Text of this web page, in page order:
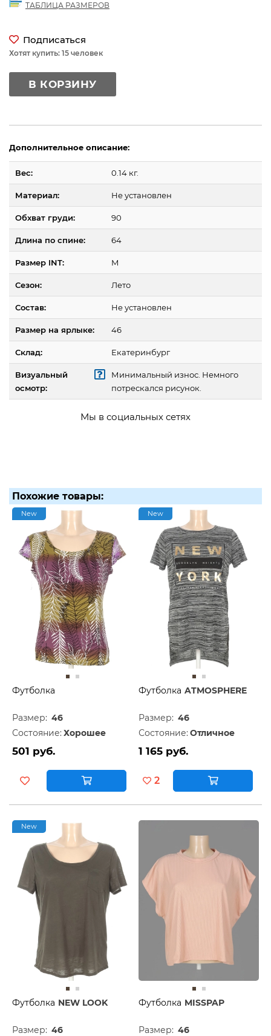
ТАБЛИЦА РАЗМЕРОВ
Подписаться
Хотят купить: 15 человек
В КОРЗИНУ
Дополнительное описание:
Вес: 0.14 кг.
Материал: Не установлен
Обхват груди: 90
Длина по спине: 64
Размер INT: M
Сезон: Лето
Состав: Не установлен
Размер на ярлыке: 46
Склад: Екатеринбург
Визуальный
осмотр:
Минимальный износ. Немного
потрескался рисунок.
Мы в социальных сетях
Похожие товары:
New
Футболка
Размер: 46
Состояние: Хорошее
501 руб.
New
Футболка ATMOSPHERE
Размер: 46
Состояние: Отличное
1 165 руб.
2
New
Футболка NEW LOOK
Размер: 46
Футболка MISSPAP
Размер: 46